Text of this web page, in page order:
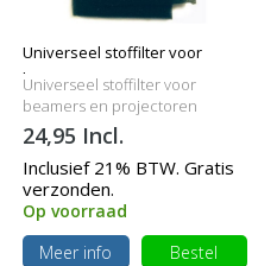
Universeel stoffilter voor
beamers
Universeel stoffilter voor
beamers en projectoren
24,95 Incl.
Inclusief 21% BTW. Gratis
verzonden.
Op voorraad
Meer info
Bestel